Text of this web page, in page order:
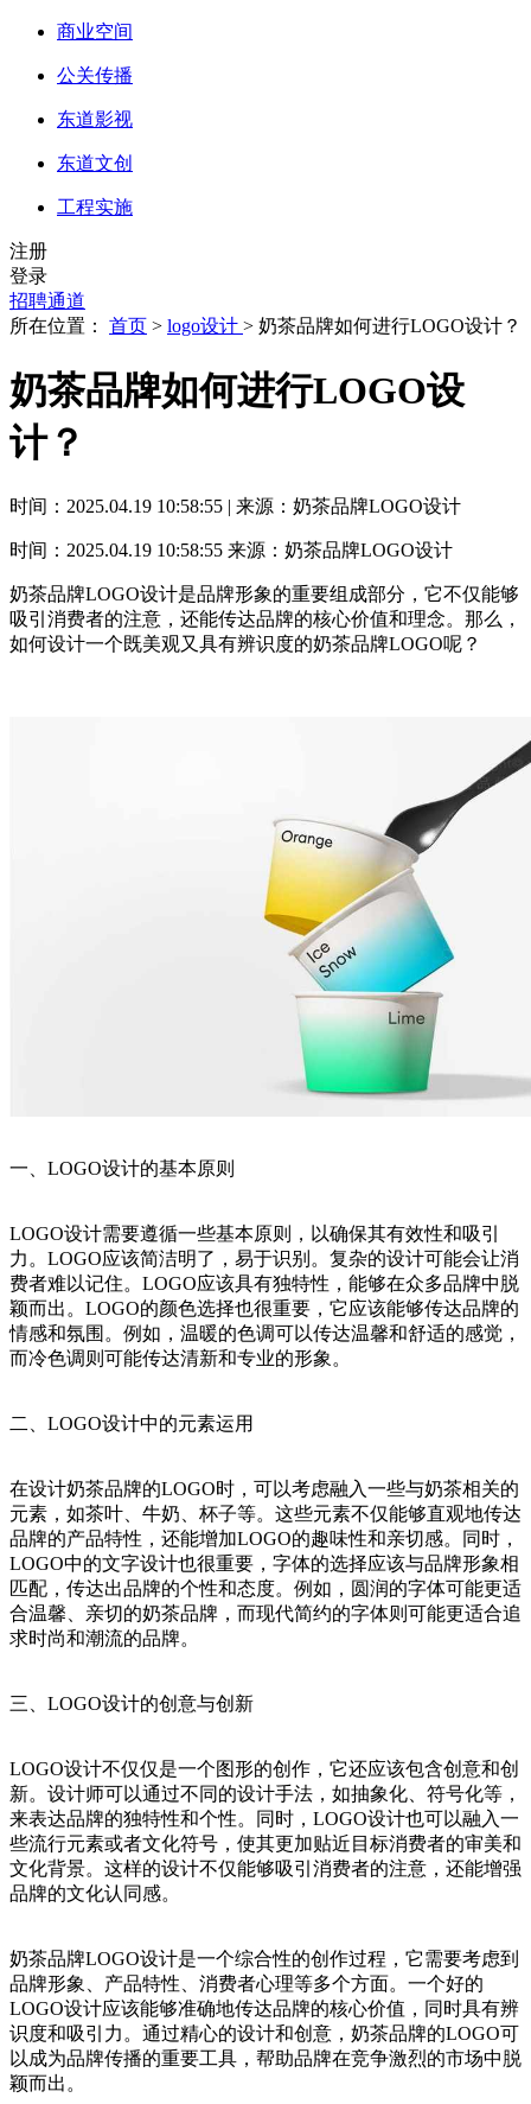
商业空间
公关传播
东道影视
东道文创
工程实施
注册
登录
招聘通道
所在位置： 首页 > logo设计 > 奶茶品牌如何进行LOGO设计？
奶茶品牌如何进行LOGO设
计？
时间：2025.04.19 10:58:55 | 来源：奶茶品牌LOGO设计
时间：2025.04.19 10:58:55 来源：奶茶品牌LOGO设计
奶茶品牌LOGO设计是品牌形象的重要组成部分，它不仅能够
吸引消费者的注意，还能传达品牌的核心价值和理念。那么，
如何设计一个既美观又具有辨识度的奶茶品牌LOGO呢？
一、LOGO设计的基本原则
LOGO设计需要遵循一些基本原则，以确保其有效性和吸引
力。LOGO应该简洁明了，易于识别。复杂的设计可能会让消
费者难以记住。LOGO应该具有独特性，能够在众多品牌中脱
颖而出。LOGO的颜色选择也很重要，它应该能够传达品牌的
情感和氛围。例如，温暖的色调可以传达温馨和舒适的感觉，
而冷色调则可能传达清新和专业的形象。
二、LOGO设计中的元素运用
在设计奶茶品牌的LOGO时，可以考虑融入一些与奶茶相关的
元素，如茶叶、牛奶、杯子等。这些元素不仅能够直观地传达
品牌的产品特性，还能增加LOGO的趣味性和亲切感。同时，
LOGO中的文字设计也很重要，字体的选择应该与品牌形象相
匹配，传达出品牌的个性和态度。例如，圆润的字体可能更适
合温馨、亲切的奶茶品牌，而现代简约的字体则可能更适合追
求时尚和潮流的品牌。
三、LOGO设计的创意与创新
LOGO设计不仅仅是一个图形的创作，它还应该包含创意和创
新。设计师可以通过不同的设计手法，如抽象化、符号化等，
来表达品牌的独特性和个性。同时，LOGO设计也可以融入一
些流行元素或者文化符号，使其更加贴近目标消费者的审美和
文化背景。这样的设计不仅能够吸引消费者的注意，还能增强
品牌的文化认同感。
奶茶品牌LOGO设计是一个综合性的创作过程，它需要考虑到
品牌形象、产品特性、消费者心理等多个方面。一个好的
LOGO设计应该能够准确地传达品牌的核心价值，同时具有辨
识度和吸引力。通过精心的设计和创意，奶茶品牌的LOGO可
以成为品牌传播的重要工具，帮助品牌在竞争激烈的市场中脱
颖而出。